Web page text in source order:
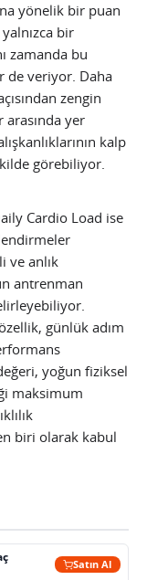
yönelik bir puan
bir
zamanda bu
de veriyor. Daha
zengin
yer
kalp
görebiliyor.
Cardio Load ise
ve anlık
antrenman
günlük adım
yoğun fiziksel
maksimum
biri olarak kabul
Satın Al